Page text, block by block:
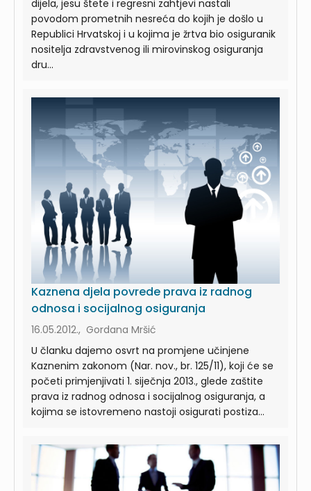
dijela, jesu štete i regresni zahtjevi nastali
povodom prometnih nesreća do kojih je došlo u
Republici Hrvatskoj i u kojima je žrtva bio osiguranik
nositelja zdravstvenog ili mirovinskog osiguranja
dru...
Kaznena djela povrede prava iz radnog
odnosa i socijalnog osiguranja
16.05.2012., Gordana Mršić
U članku dajemo osvrt na promjene učinjene
Kaznenim zakonom (Nar. nov., br. 125/11), koji će se
početi primjenjivati 1. siječnja 2013., glede zaštite
prava iz radnog odnosa i socijalnog osiguranja, a
kojima se istovremeno nastoji osigurati postiza...